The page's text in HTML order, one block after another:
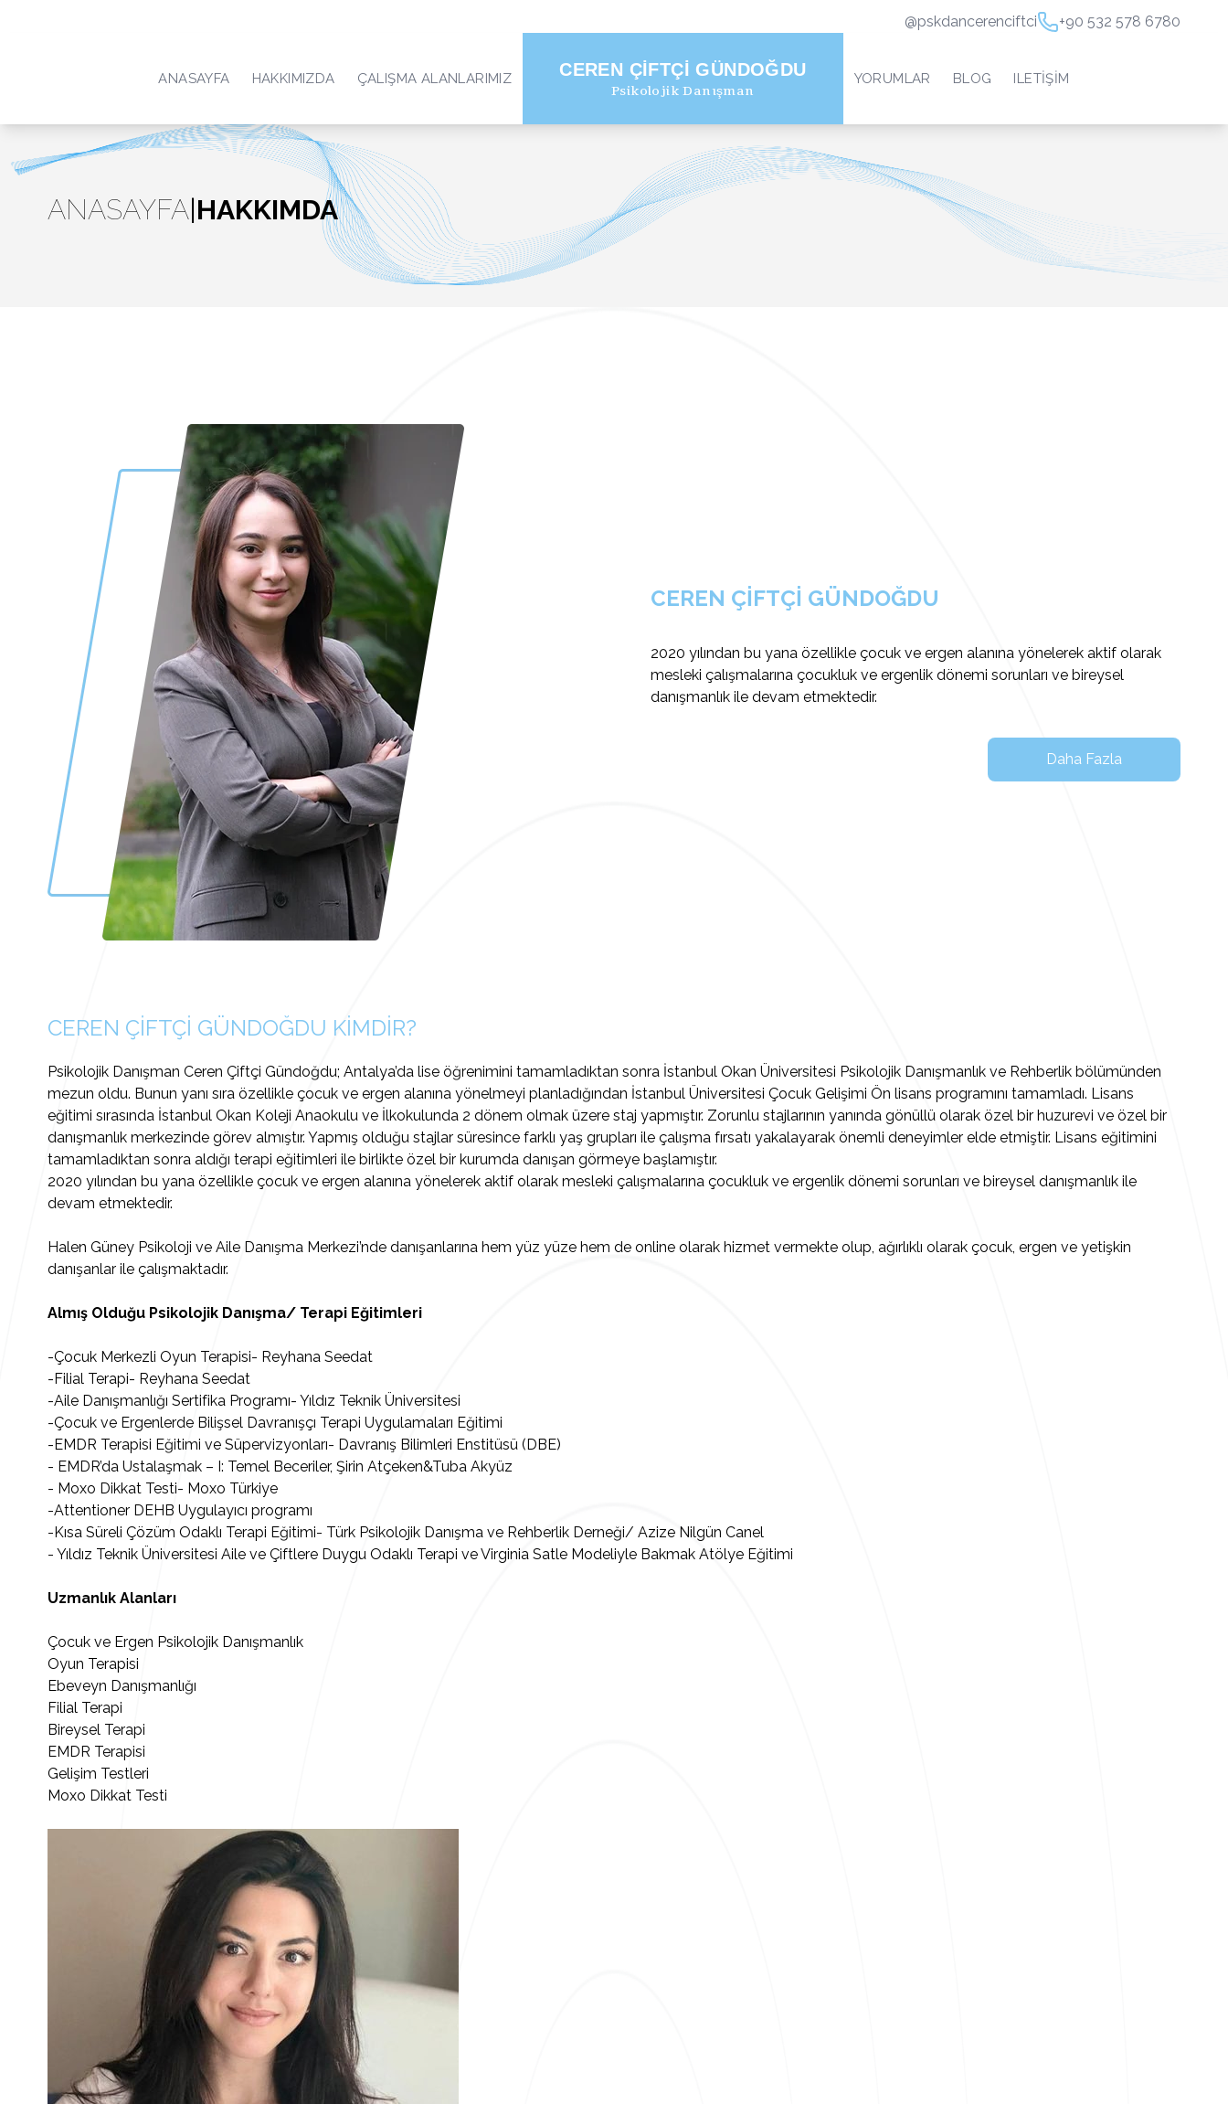
@pskdancerenciftci +90 532 578 6780
ANASAYFA HAKKIMIZDA ÇALIŞMA ALANLARIMIZ CEREN ÇIFTÇI GÜNDOĞDU
Psikolojik Danışman
YORUMLAR BLOG ILETIŞIM
ANASAYFA HAKKIMDA
CEREN ÇİFTÇİ GÜNDOĞDU
2020 yılından bu yana özellikle çocuk ve ergen alanına yönelerek aktif olarak
mesleki çalışmalarına çocukluk ve ergenlik dönemi sorunları ve bireysel
danışmanlık ile devam etmektedir.
Daha Fazla
CEREN ÇİFTÇİ GÜNDOĞDU KİMDİR?
Psikolojik Danışman Ceren Çiftçi Gündoğdu; Antalya’da lise öğrenimini tamamladıktan sonra İstanbul Okan Üniversitesi Psikolojik Danışmanlık ve Rehberlik bölümünden
mezun oldu. Bunun yanı sıra özellikle çocuk ve ergen alanına yönelmeyi planladığından İstanbul Üniversitesi Çocuk Gelişimi Ön lisans programını tamamladı. Lisans
eğitimi sırasında İstanbul Okan Koleji Anaokulu ve İlkokulunda 2 dönem olmak üzere staj yapmıştır. Zorunlu stajlarının yanında gönüllü olarak özel bir huzurevi ve özel bir
danışmanlık merkezinde görev almıştır. Yapmış olduğu stajlar süresince farklı yaş grupları ile çalışma fırsatı yakalayarak önemli deneyimler elde etmiştir. Lisans eğitimini
tamamladıktan sonra aldığı terapi eğitimleri ile birlikte özel bir kurumda danışan görmeye başlamıştır.
2020 yılından bu yana özellikle çocuk ve ergen alanına yönelerek aktif olarak mesleki çalışmalarına çocukluk ve ergenlik dönemi sorunları ve bireysel danışmanlık ile
devam etmektedir.
Halen Güney Psikoloji ve Aile Danışma Merkezi’nde danışanlarına hem yüz yüze hem de online olarak hizmet vermekte olup, ağırlıklı olarak çocuk, ergen ve yetişkin
danışanlar ile çalışmaktadır.
Almış Olduğu Psikolojik Danışma/ Terapi Eğitimleri
-Çocuk Merkezli Oyun Terapisi- Reyhana Seedat
-Filial Terapi- Reyhana Seedat
-Aile Danışmanlığı Sertifika Programı- Yıldız Teknik Üniversitesi
-Çocuk ve Ergenlerde Bilişsel Davranışçı Terapi Uygulamaları Eğitimi
-EMDR Terapisi Eğitimi ve Süpervizyonları- Davranış Bilimleri Enstitüsü (DBE)
- EMDR’da Ustalaşmak – I: Temel Beceriler, Şirin Atçeken&Tuba Akyüz
- Moxo Dikkat Testi- Moxo Türkiye
-Attentioner DEHB Uygulayıcı programı
-Kısa Süreli Çözüm Odaklı Terapi Eğitimi- Türk Psikolojik Danışma ve Rehberlik Derneği/ Azize Nilgün Canel
- Yıldız Teknik Üniversitesi Aile ve Çiftlere Duygu Odaklı Terapi ve Virginia Satle Modeliyle Bakmak Atölye Eğitimi
Uzmanlık Alanları
Çocuk ve Ergen Psikolojik Danışmanlık
Oyun Terapisi
Ebeveyn Danışmanlığı
Filial Terapi
Bireysel Terapi
EMDR Terapisi
Gelişim Testleri
Moxo Dikkat Testi